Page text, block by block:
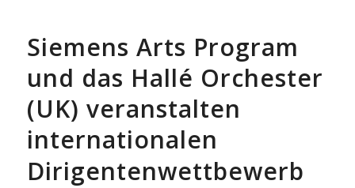
Siemens Arts Program
und das Hallé Orchester
(UK) veranstalten
internationalen
Dirigentenwettbewerb